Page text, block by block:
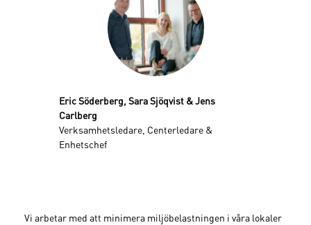
Eric Söderberg, Sara Sjöqvist & Jens
Carlberg
Verksamhetsledare, Centerledare &
Enhetschef
Vi arbetar med att minimera miljöbelastningen i våra lokaler